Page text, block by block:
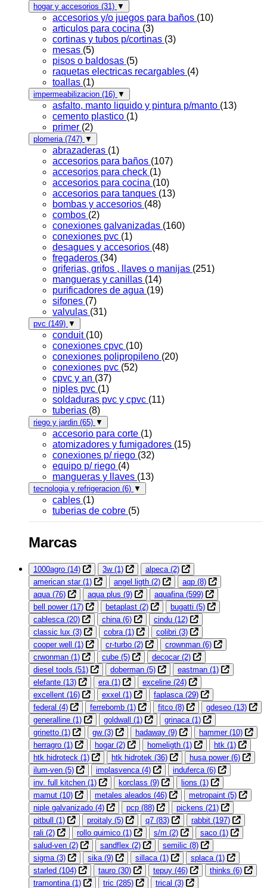
hogar y accesorios (31) ▼
accesorios y/o juegos para baños (10)
articulos para cocina (3)
cortinas y tubos p/cortinas (3)
mesas (5)
pisos o baldosas (5)
raquetas electricas recargables (4)
toallas (1)
impermeabilizacion (16) ▼
asfalto, manto liquido y pintura p/manto (13)
cemento plastico (1)
primer (2)
plomeria (747) ▼
abrazaderas (1)
accesorios para baños (107)
accesorios para check (1)
accesorios para cocina (10)
accesorios para tanques (13)
bombas y accesorios (48)
combos (2)
conexiones galvanizadas (160)
conexiones pvc (1)
desagues y accesorios (48)
fregaderos (34)
griferias, grifos , llaves o manijas (251)
mangueras y canillas (14)
purificadores de agua (19)
sifones (7)
valvulas (31)
pvc (149) ▼
conduit (10)
conexiones cpvc (10)
conexiones polipropileno (20)
conexiones pvc (52)
cpvc y an (37)
niples pvc (1)
soldaduras pvc y cpvc (11)
tuberias (8)
riego y jardin (65) ▼
accesorio para corte (1)
atomizadores y fumigadores (15)
conexiones p/ riego (32)
equipo p/ riego (4)
mangueras y llaves (13)
tecnologia y refrigeracion (6) ▼
cables (1)
tuberias de cobre (5)
Marcas
1000agro (14) 3w (1) alpeca (2)
american star (1) angel ligth (2) aqp (8)
aqua (76) aqua plus (9) aquafina (599)
bell power (17) betaplast (2) bugatti (5)
cablesca (20) china (6) cindu (12)
classic lux (3) cobra (1) colibri (3)
cooper well (1) cr-turbo (2) crownman (6)
crwonman (1) cube (5) decocar (2)
diesel tools (51) doberman (5) eastman (1)
elefante (13) era (1) exceline (24)
excellent (16) exxel (1) faplasca (29)
federal (4) ferrebomb (1) fitco (8) gdeseo (13)
generalline (1) goldwall (1) grinaca (1)
grinetto (1) gw (3) hadaway (9) hammer (10)
herragro (1) hogar (2) homeligth (1) htk (1)
htk hidroteck (1) htk hidrotek (36) husa power (6)
ilum-ven (5) implasvenca (4) induferca (6)
inv. full kitchen (1) korclass (9) lions (1)
mamut (10) metales aleados (46) metropaint (5)
niple galvanizado (4) pcp (88) pickens (21)
pitbull (1) proitaly (5) q7 (83) rabbit (197)
rali (2) rollo quimico (1) s/m (2) saco (1)
salud-ven (2) sandflex (2) semilic (8)
sigma (3) sika (9) sillaca (1) splaca (1)
starled (104) tauro (30) tepuy (46) thinks (6)
tramontina (1) tric (285) trical (3)